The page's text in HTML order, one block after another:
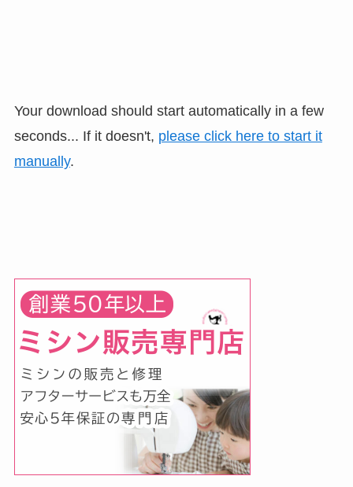
Your download should start automatically in a few
seconds... If it doesn't, please click here to start it
manually.